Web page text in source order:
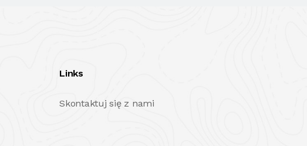
Links
Skontaktuj się z nami